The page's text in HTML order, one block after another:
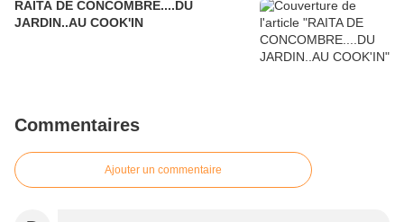
RAITA DE CONCOMBRE....DU
JARDIN..AU COOK'IN
Commentaires
Ajouter un commentaire